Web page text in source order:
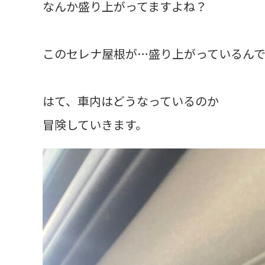
なんか盛り上がってますよね？
このセレナ屋根が…盛り上がっているん
はて、車内はどうなっているのか
冒険していきます。